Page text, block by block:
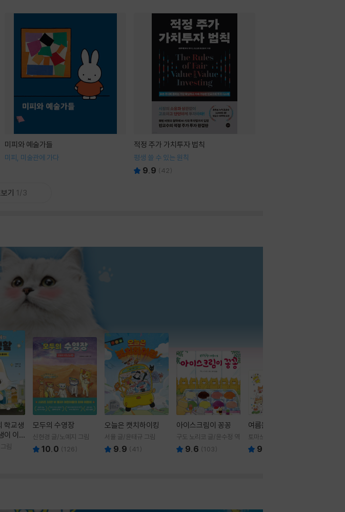
미피와 예술가들
미피, 미술관에 가다
적정 주가 가치투자 법칙
평생 쓸 수 있는 원칙
9.9 (42)
기 1/3
학교생
이 이
야
림
모두의 수영장
신현경 글/노예지 그림
10.0 (126)
오늘은 캣치하이킹
서율 글/윤태규 그림
9.9 (41 )
아이스크림이 꽁꽁
구도 노리코 글/윤수정 역
9.6 (103)
여름을 부탁해
토마쓰리 글그림
9.8